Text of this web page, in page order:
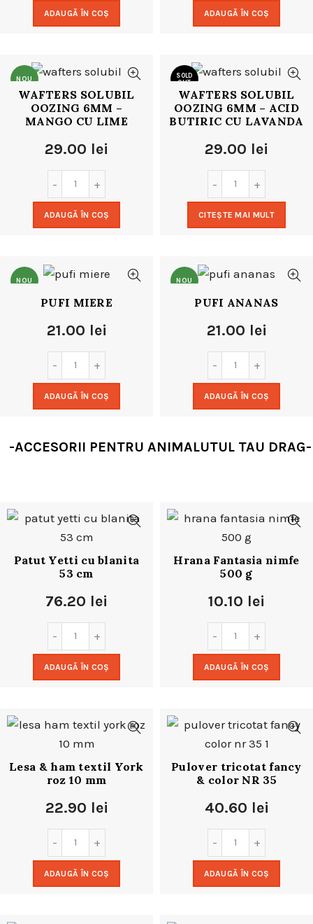
ADAUGĂ ÎN COȘ ADAUGĂ ÎN COȘ
NOU
WAFTERS SOLUBIL
OOZING 6MM –
MANGO CU LIME
29.00 lei
ADAUGĂ ÎN COȘ
SOLD
OUT
NOU
WAFTERS SOLUBIL
OOZING 6MM – ACID
BUTIRIC CU LAVANDA
29.00 lei
CITEȘTE MAI MULT
NOU
PUFI MIERE
21.00 lei
ADAUGĂ ÎN COȘ
NOU
PUFI ANANAS
21.00 lei
ADAUGĂ ÎN COȘ
-ACCESORII PENTRU ANIMALUTUL TAU DRAG-
Patut Yetti cu blanita
53 cm
76.20 lei
ADAUGĂ ÎN COȘ
Hrana Fantasia nimfe
500 g
10.10 lei
ADAUGĂ ÎN COȘ
Lesa & ham textil York
roz 10 mm
22.90 lei
ADAUGĂ ÎN COȘ
Pulover tricotat fancy
& color NR 35
40.60 lei
ADAUGĂ ÎN COȘ